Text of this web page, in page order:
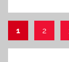
Paginasi
pos
1 2